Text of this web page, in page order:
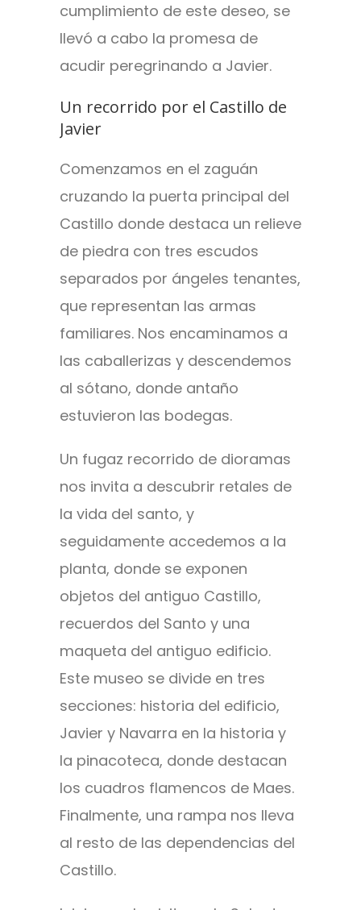
cumplimiento de este deseo, se
llevó a cabo la promesa de
acudir peregrinando a Javier.
Un recorrido por el Castillo de
Javier
Comenzamos en el zaguán
cruzando la puerta principal del
Castillo donde destaca un relieve
de piedra con tres escudos
separados por ángeles tenantes,
que representan las armas
familiares. Nos encaminamos a
las caballerizas y descendemos
al sótano, donde antaño
estuvieron las bodegas.
Un fugaz recorrido de dioramas
nos invita a descubrir retales de
la vida del santo, y
seguidamente accedemos a la
planta, donde se exponen
objetos del antiguo Castillo,
recuerdos del Santo y una
maqueta del antiguo edificio.
Este museo se divide en tres
secciones: historia del edificio,
Javier y Navarra en la historia y
la pinacoteca, donde destacan
los cuadros flamencos de Maes.
Finalmente, una rampa nos lleva
al resto de las dependencias del
Castillo.